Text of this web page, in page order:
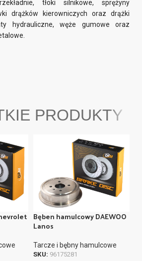
tłoki silnikowe, sprężyny
drążków kierowniczych oraz drążki
hydrauliczne, węże gumowe oraz
PRODUKTY
Bęben hamulcowy DAEWOO
Lanos
Tarcze i bębny hamulcowe
SKU: 96175281